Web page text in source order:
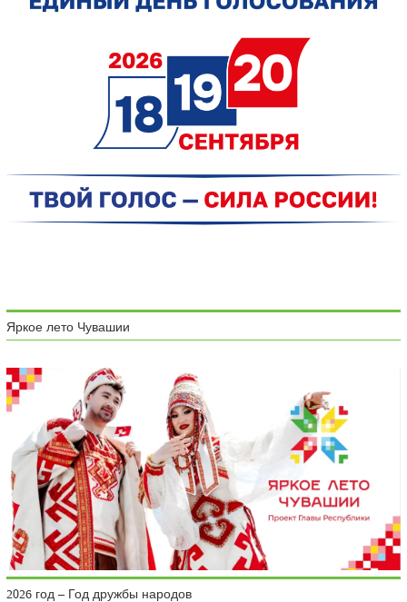
Яркое лето Чувашии
2026 год – Год дружбы народов